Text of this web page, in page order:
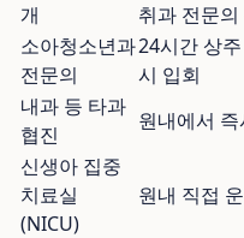
개
취과 전문
소아청소년과
전문의
24시간 상
시 입회
내과 등 타과
협진
원내에서
신생아 집중
치료실
(NICU)
원내 직접